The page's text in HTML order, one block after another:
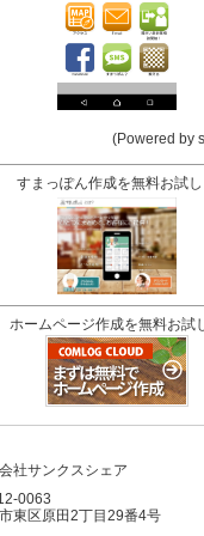
(Powered by
すまっぽん作成を無料お試し
ホームページ作成を無料お試
社サンクスシェア
0063
東区原田2丁目29番4号